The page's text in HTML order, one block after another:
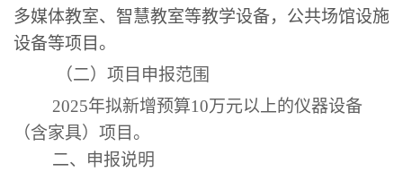
多媒体教室、智慧教室等教学设备，公共场馆设施
设备等项目。
（二）项目申报范围
2025年拟新增预算10万元以上的仪器设备
（含家具）项目。
二、申报说明